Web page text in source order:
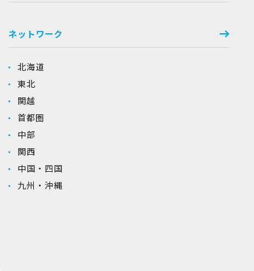
ネットワーク
北海道
東北
関越
首都圏
中部
関西
中国・四国
九州・沖縄